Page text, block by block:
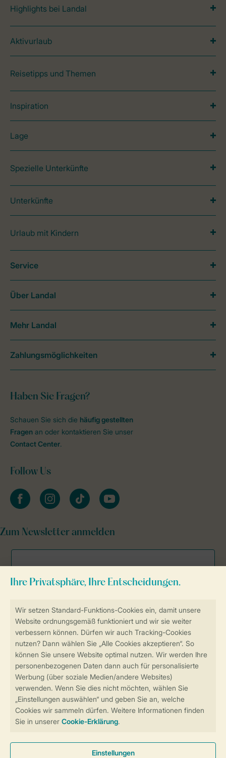
Sicherstellung Deiner Privatsphäre
Weitere Informationen und Einstellungen
Sicher und schnell zur Online-Buchung
Sichere Datenübertragung
Sicheres Bezahlen
Highlights bei Landal
Aktivurlaub
Reisetipps und Themen
Inspiration
Lage
Spezielle Unterkünfte
Unterkünfte
Urlaub mit Kindern
Haben Sie Fragen?
Schauen Sie sich die häufig gestellten
Fragen an oder kontaktieren Sie unser
Contact Center.
Follow Us
facebookinstagramtiktok youtube
Zum Newsletter anmelden
Service
Über Landal
Mehr Landal
Zahlungsmöglichkeiten
Allgemeine Bedingungen Impressum